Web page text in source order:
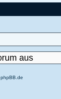
phpBB.de